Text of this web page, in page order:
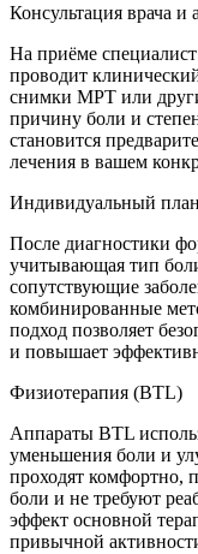
Консультация врача
На приёме
проводит
снимки МРТ или
причину боли и
становится
лечения в вашем
Индивидуальный
После диагностики
учитывающая тип
сопутствующие
комбинированные
подход позволяет
и повышает
Физиотерапия (BTL)
Аппараты BTL
уменьшения боли и
проходят комфортно,
боли и не требуют
эффект основной
привычной